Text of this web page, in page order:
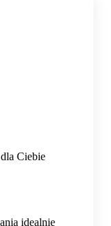
Ciebie
idealnie